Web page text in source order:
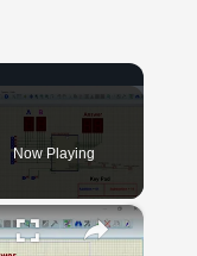
Now Playing
×